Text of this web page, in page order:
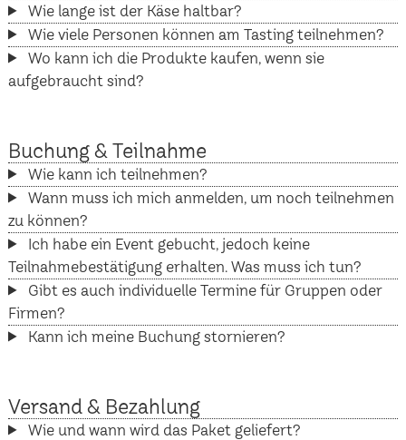
Wie lange ist der Käse haltbar?
Wie viele Personen können am Tasting teilnehmen?
Wo kann ich die Produkte kaufen, wenn sie
aufgebraucht sind?
Buchung & Teilnahme
Wie kann ich teilnehmen?
Wann muss ich mich anmelden, um noch teilnehmen
zu können?
Ich habe ein Event gebucht, jedoch keine
Teilnahmebestätigung erhalten. Was muss ich tun?
Gibt es auch individuelle Termine für Gruppen oder
Firmen?
Kann ich meine Buchung stornieren?
Versand & Bezahlung
Wie und wann wird das Paket geliefert?